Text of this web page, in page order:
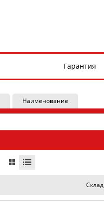
Гарантия
Наименование
Склад